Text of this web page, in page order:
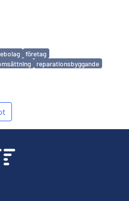
företag
reparationsbyggande